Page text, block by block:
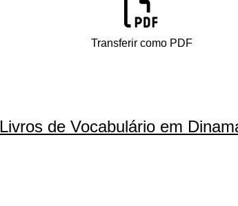
Transferir como PDF
Livros de Vocabulário em